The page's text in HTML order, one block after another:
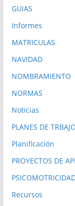
GUIAS
Informes
MATRICULAS
NAVIDAD
NOMBRAMIENTO
NORMAS
Noticias
PLANES DE TRBAJO
Planificación
PROYECTOS DE
Recursos